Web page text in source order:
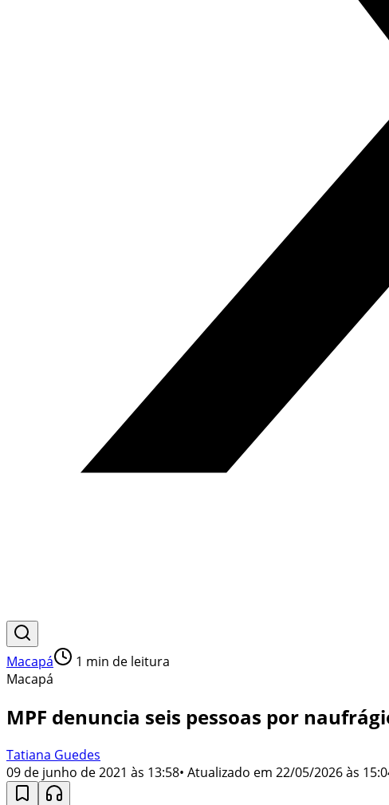
Macapá 1 min de leitura
Macapá
MPF denuncia seis pessoas por
Tatiana Guedes
09 de junho de 2021 às 13:58• Atualizado em 22/05/2026 às